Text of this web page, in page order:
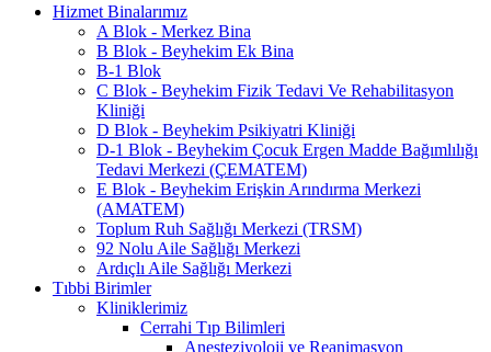
Hizmet Binalarımız
A Blok - Merkez Bina
B Blok - Beyhekim Ek Bina
B-1 Blok
C Blok - Beyhekim Fizik Tedavi Ve Rehabilitasyon
Kliniği
D Blok - Beyhekim Psikiyatri Kliniği
D-1 Blok - Beyhekim Çocuk Ergen Madde Bağımlılığı
Tedavi Merkezi (ÇEMATEM)
E Blok - Beyhekim Erişkin Arındırma Merkezi
(AMATEM)
Toplum Ruh Sağlığı Merkezi (TRSM)
92 Nolu Aile Sağlığı Merkezi
Ardıçlı Aile Sağlığı Merkezi
Tıbbi Birimler
Kliniklerimiz
Cerrahi Tıp Bilimleri
Anesteziyoloji ve Reanimasyon